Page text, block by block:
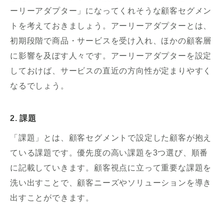
ーリーアダプター」になってくれそうな顧客セグメン
トを考えておきましょう。アーリーアダプターとは、
初期段階で商品・サービスを受け入れ、ほかの顧客層
に影響を及ぼす人々です。アーリーアダプターを設定
しておけば、サービスの直近の方向性が定まりやすく
なるでしょう。
2. 課題
「課題」とは、顧客セグメントで設定した顧客が抱え
ている課題です。優先度の高い課題を3つ選び、順番
に記載していきます。顧客視点に立って重要な課題を
洗い出すことで、顧客ニーズやソリューションを導き
出すことができます。